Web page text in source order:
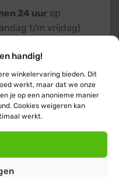
handig!
winkelervaring bieden. Dit
werkt, maar dat we onze
je op een anonieme manier
Cookies weigeren kan
werkt.
24 uur op
t/m vrijdag)
een 9,4op basis van